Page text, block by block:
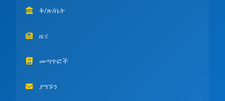
ቅ/ጽ/ቤት
ዜና
መጣጥፎች
ያግኙን